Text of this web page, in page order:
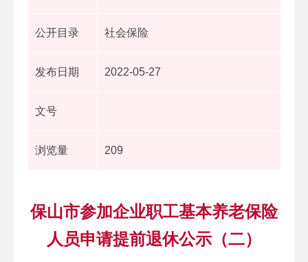
公开目录 社会保险
发布日期 2022-05-27
文号
浏览量 209
保山市参加企业职工基本养老保险
人员申请提前退休公示（二）